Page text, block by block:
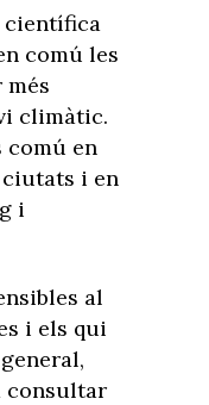
científica
comú les
més
climàtic.
comú en
ciutats i en
i
al
i els qui
consultar